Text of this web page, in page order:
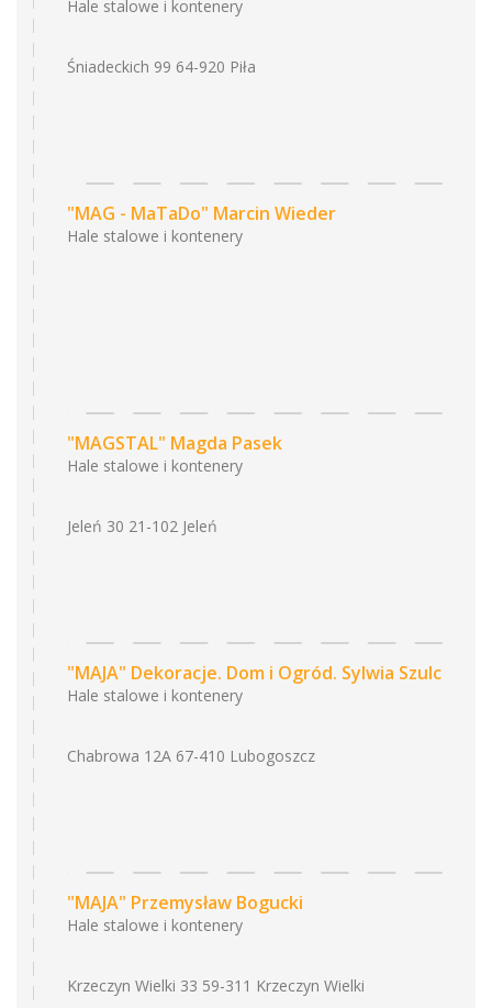
Hale stalowe i kontenery
Śniadeckich 99 64-920 Piła
"MAG - MaTaDo" Marcin Wieder
Hale stalowe i kontenery
"MAGSTAL" Magda Pasek
Hale stalowe i kontenery
Jeleń 30 21-102 Jeleń
"MAJA" Dekoracje. Dom i Ogród. Sylwia Szulc
Hale stalowe i kontenery
Chabrowa 12A 67-410 Lubogoszcz
"MAJA" Przemysław Bogucki
Hale stalowe i kontenery
Krzeczyn Wielki 33 59-311 Krzeczyn Wielki